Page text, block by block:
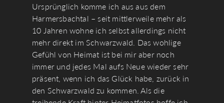
Ursprünglich komme ich aus aus dem
Harmersbachtal – seit mittlerweile mehr als
10 Jahren wohne ich selbst allerdings nicht
mehr direkt im Schwarzwald. Das wohlige
Gefühl von Heimat ist bei mir aber noch
immer und jedes Mal aufs Neue wieder sehr
präsent, wenn ich das Glück habe, zurück in
den Schwarzwald zu kommen. Als die